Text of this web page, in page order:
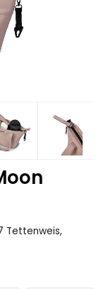
Tettenweis,